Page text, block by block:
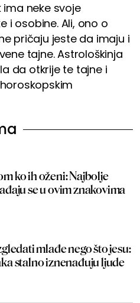
ima neke svoje
i osobine. Ali, ono o
pričaju jeste da imaju i
tajne. Astrološkinja
da otkrije te tajne i
ko ih oženi: Najbolje
se u ovim znakovima
mlađe nego što jesu:
stalno iznenađuju ljude